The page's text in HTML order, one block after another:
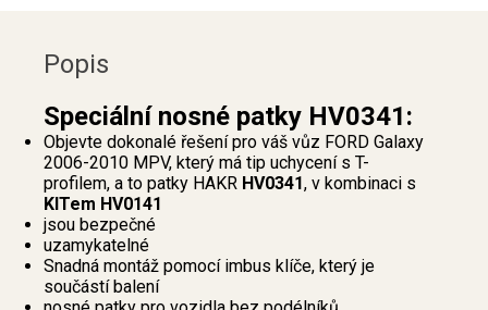
Popis
Speciální nosné patky HV0341:
Objevte dokonalé řešení pro váš vůz FORD Galaxy
2006-2010 MPV, který má tip uchycení s T-
profilem, a to patky HAKR HV0341, v kombinaci s
KITem HV0141
jsou bezpečné
uzamykatelné
Snadná montáž pomocí imbus klíče, který je
součástí balení